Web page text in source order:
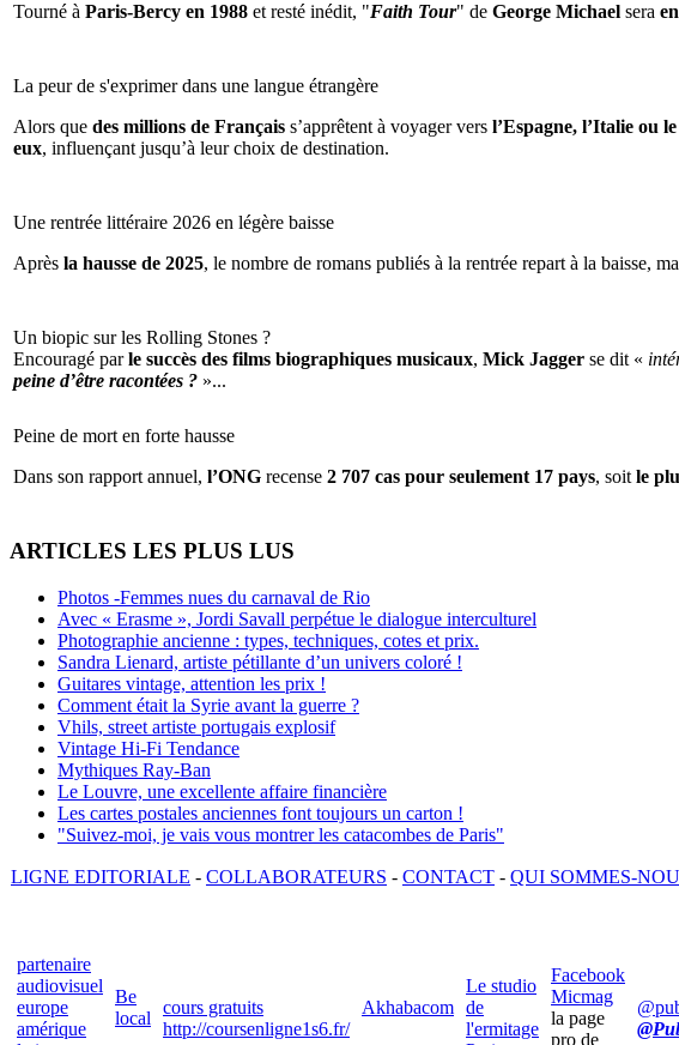
Tourné à Paris-Bercy en 1988 et resté inédit, "Faith Tour" de George Michael sera
La peur de s'exprimer dans une langue étrangère
Alors que des millions de Français s’apprêtent à voyager vers l’Espagne, l’Italie ou
eux, influençant jusqu’à leur choix de destination.
Une rentrée littéraire 2026 en légère baisse
Après la hausse de 2025, le nombre de romans publiés à la rentrée repart à la baisse,
Un biopic sur les Rolling Stones ?
Encouragé parle succès des films biographiques musicaux, Mick Jagger se dit «
peine d’être racontées ? »...
Peine de mort en forte hausse
Dans son rapport annuel, l’ONG recense 2 707 cas pour seulement 17 pays, soit le
ARTICLES LES PLUS LUS
Photos -Femmes nues du carnaval de Rio
Avec « Erasme », Jordi Savall perpétue le dialogue interculturel
Photographie ancienne : types, techniques, cotes et prix.
Sandra Lienard, artiste pétillante d’un univers coloré !
Guitares vintage, attention les prix !
Comment était la Syrie avant la guerre ?
Vhils, street artiste portugais explosif
Vintage Hi-Fi Tendance
Mythiques Ray-Ban
Le Louvre, une excellente affaire financière
Les cartes postales anciennes font toujours un carton !
"Suivez-moi, je vais vous montrer les catacombes de Paris"
LIGNE EDITORIALE - COLLABORATEURS - CONTACT - QUI SOMMES-
partenaire
audiovisuel
europe
amérique
Be
local
cours gratuits
http://coursenligne1s6.fr/
Akhabacom
Le studio
de
l'ermitage
Facebook
Micmag
la page
pro de